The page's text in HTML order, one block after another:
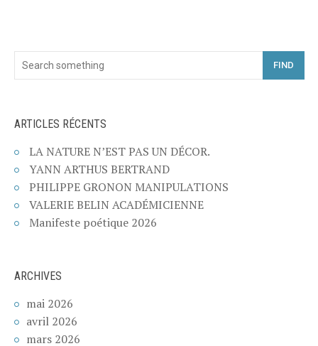
FIND
ARTICLES RÉCENTS
LA NATURE N’EST PAS UN DÉCOR.
YANN ARTHUS BERTRAND
PHILIPPE GRONON MANIPULATIONS
VALERIE BELIN ACADÉMICIENNE
Manifeste poétique 2026
ARCHIVES
mai 2026
avril 2026
mars 2026